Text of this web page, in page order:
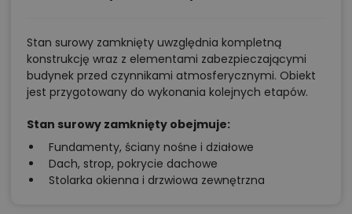
Stan surowy zamknięty uwzględnia kompletną
konstrukcję wraz z elementami zabezpieczającymi
budynek przed czynnikami atmosferycznymi. Obiekt
jest przygotowany do wykonania kolejnych etapów.
Stan surowy zamknięty obejmuje:
Fundamenty, ściany nośne i działowe
Dach, strop, pokrycie dachowe
Stolarka okienna i drzwiowa zewnętrzna